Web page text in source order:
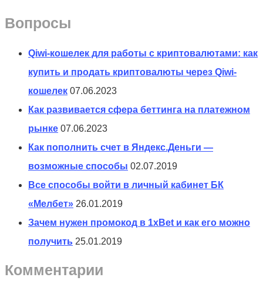
Вопросы
Qiwi-кошелек для работы с криптовалютами: как
купить и продать криптовалюты через Qiwi-
кошелек 07.06.2023
Как развивается сфера беттинга на платежном
рынке 07.06.2023
Как пополнить счет в Яндекс.Деньги —
возможные способы 02.07.2019
Все способы войти в личный кабинет БК
«Мелбет» 26.01.2019
Зачем нужен промокод в 1xBet и как его можно
получить 25.01.2019
Комментарии